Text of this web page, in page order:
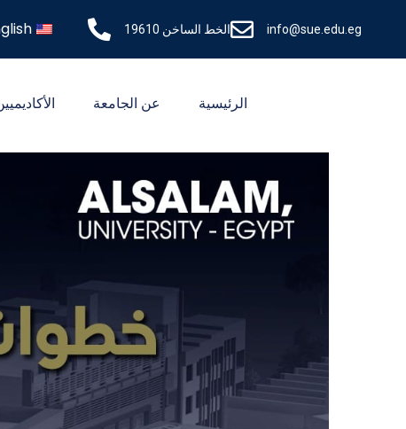
info@sue.edu.eg الخط الساخن 19610
الرئيسية عن الجامعة